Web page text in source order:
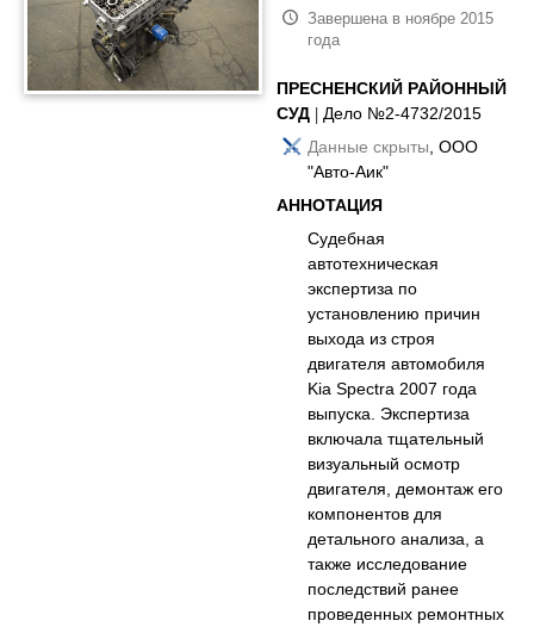
Завершена в ноябре 2015
года
ПРЕСНЕНСКИЙ РАЙОННЫЙ
СУД | Дело №2-4732/2015
Данные скрыты, ООО
"Авто-Аик"
АННОТАЦИЯ
Судебная
автотехническая
экспертиза по
установлению причин
выхода из строя
двигателя автомобиля
Kia Spectra 2007 года
выпуска. Экспертиза
включала тщательный
визуальный осмотр
двигателя, демонтаж его
компонентов для
детального анализа, а
также исследование
последствий ранее
проведенных ремонтных